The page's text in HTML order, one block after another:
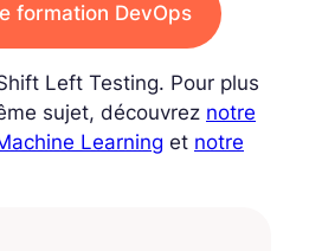
formation DevOps
Left Testing. Pour plus
sujet, découvrez notre
Learning et notre